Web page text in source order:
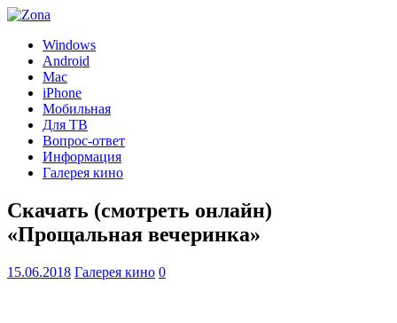
Windows
Android
Mac
iPhone
Мобильная
Для ТВ
Вопрос-ответ
Информация
Галерея кино
Скачать (смотреть онлайн)
«Прощальная вечеринка»
15.06.2018 Галерея кино 0